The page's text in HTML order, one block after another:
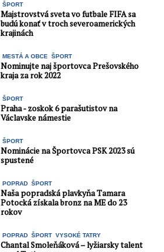
ŠPORT
Majstrovstvá sveta vo futbale FIFA sa
budú konať v troch severoamerických
krajinách
MESTÁ A OBCE ŠPORT
Nominujte naj športovca Prešovského
kraja za rok 2022
ŠPORT
Praha - zoskok 6 parašutistov na
Václavske námestie
ŠPORT
Nominácie na Športovca PSK 2023 sú
spustené
POPRAD ŠPORT
Naša popradská plavkyňa Tamara
Potocká získala bronz na ME do 23
rokov
POPRAD ŠPORT VYSOKÉ TATRY
Chantal Smoleňáková – lyžiarsky talent